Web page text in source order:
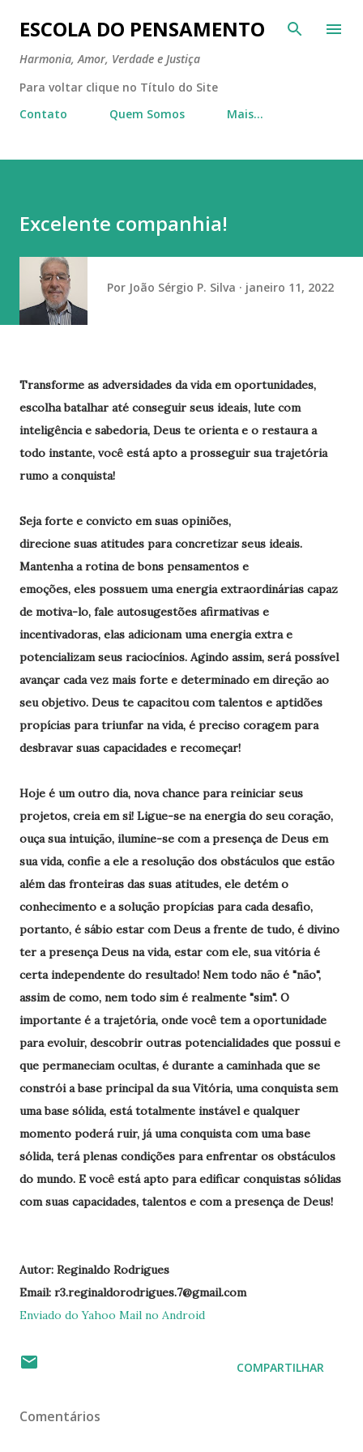
Pular para o conteúdo principal
ESCOLA DO PENSAMENTO
Harmonia, Amor, Verdade e Justiça
Para voltar clique no Título do Site
Contato
Quem Somos Mais…
Excelente companhia!
Por João Sérgio P. Silva janeiro 11, 2022
Transforme as adversidades da vida em oportunidades,
escolha batalhar até conseguir seus ideais, lute com
inteligência e sabedoria, Deus te orienta e o restaura a
todo instante, você está apto a prosseguir sua trajetória
rumo a conquista!
Seja forte e convicto em suas opiniões,
direcione suas atitudes para concretizar seus ideais.
Mantenha a rotina de bons pensamentos e
emoções, eles possuem uma energia extraordinárias capaz
de motiva-lo, fale autosugestões afirmativas e
incentivadoras, elas adicionam uma energia extra e
potencializam seus raciocínios. Agindo assim, será possível
avançar cada vez mais forte e determinado em direção ao
seu objetivo. Deus te capacitou com talentos e aptidões
propícias para triunfar na vida, é preciso coragem para
desbravar suas capacidades e recomeçar!
Hoje é um outro dia, nova chance para reiniciar seus
projetos, creia em si! Ligue-se na energia do seu coração,
ouça sua intuição, ilumine-se com a presença de Deus em
sua vida, confie a ele a resolução dos obstáculos que estão
além das fronteiras das suas atitudes, ele detém o
conhecimento e a solução propícias para cada desafio,
portanto, é sábio estar com Deus a frente de tudo, é divino
ter a presença Deus na vida, estar com ele, sua vitória é
certa independente do resultado! Nem todo não é "não",
assim de como, nem todo sim é realmente "sim". O
importante é a trajetória, onde você tem a oportunidade
para evoluir, descobrir outras potencialidades que possui e
que permaneciam ocultas, é durante a caminhada que se
constrói a base principal da sua Vitória, uma conquista sem
uma base sólida, está totalmente instável e qualquer
momento poderá ruir, já uma conquista com uma base
sólida, terá plenas condições para enfrentar os obstáculos
do mundo. E você está apto para edificar conquistas sólidas
com suas capacidades, talentos e com a presença de Deus!
Autor: Reginaldo Rodrigues
Email: r3.reginaldorodrigues.7@gmail.com
Enviado do Yahoo Mail no Android
COMPARTILHAR
Comentários